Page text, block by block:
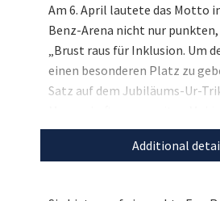
Am 6. April lautete das Motto
Benz-Arena nicht nur punkten,
„Brust raus für Inklusion. Um
einen besonderen Platz zu
Satz auf dem Jubiläums-Ur-
Mannschaft zum zweiten Mal
trug. So haben Sie nun die
sich ein Sondertrikot im
Additional